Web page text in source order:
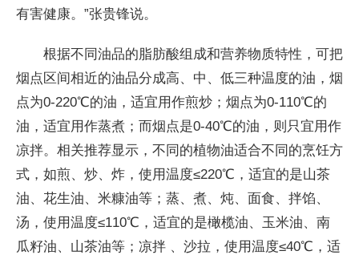
有害健康。”张贵锋说。
根据不同油品的脂肪酸组成和营养物质特性，可把
烟点区间相近的油品分成高、中、低三种温度的油，烟
点为0-220℃的油，适宜用作煎炒；烟点为0-110℃的
油，适宜用作蒸煮；而烟点是0-40℃的油，则只宜用作
凉拌。相关推荐显示，不同的植物油适合不同的烹饪方
式，如煎、炒、炸，使用温度≤220℃，适宜的是山茶
油、花生油、米糠油等；蒸、煮、炖、面食、拌馅、
汤，使用温度≤110℃，适宜的是橄榄油、玉米油、南
瓜籽油、山茶油等；凉拌 、沙拉，使用温度≤40℃，适